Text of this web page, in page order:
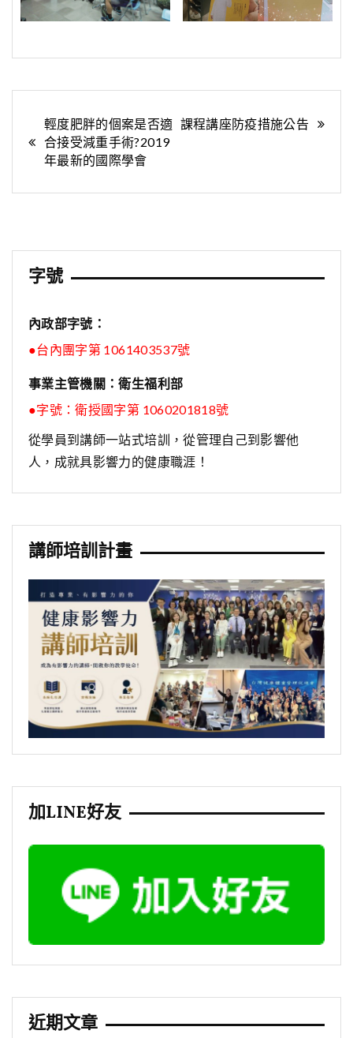
文
章
導
輕度肥胖的個案是否適
合接受減重手術?2019
年最新的國際學會
課程講座防疫措施公告
字號
內政部字號：
●台內團字第 1061403537號
事業主管機關：衛生福利部
●字號：衛授國字第 1060201818號
從學員到講師一站式培訓，從管理自己到影響他
人，成就具影響力的健康職涯！
講師培訓計畫
加LINE好友
近期文章